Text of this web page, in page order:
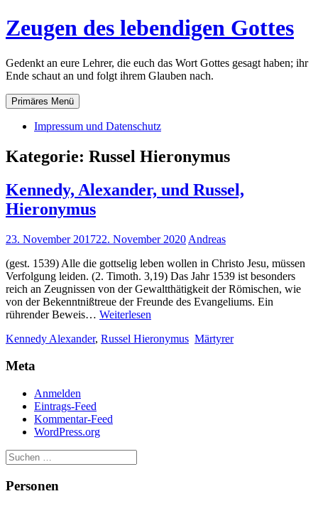
Zum
Inhalt
Zeugen des lebendigen Gottes
Gedenkt an eure Lehrer, die euch das Wort Gottes gesagt haben; ihr
Ende schaut an und folgt ihrem Glauben nach.
Primäres Menü
Impressum und Datenschutz
Kategorie: Russel Hieronymus
Kennedy, Alexander, und Russel,
Hieronymus
23. November 201722. November 2020 Andreas
(gest. 1539) Alle die gottselig leben wollen in Christo Jesu, müssen
Verfolgung leiden. (2. Timoth. 3,19) Das Jahr 1539 ist besonders
reich an Zeugnissen von der Gewaltthätigkeit der Römischen, wie
von der Bekenntnißtreue der Freunde des Evangeliums. Ein
rührender Beweis… Weiterlesen
und
Kennedy Alexander, Russel Hieronymus Märtyrer
Meta
Anmelden
Eintrags-Feed
Kommentar-Feed
WordPress.org
Personen